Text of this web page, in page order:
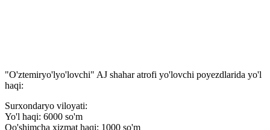
"O'ztemiryo'lyo'lovchi" AJ shahar atrofi yo'lovchi poyezdlarida yo'l
haqi:
Surxondaryo viloyati:
Yo'l haqi: 6000 so'm
Qo'shimcha xizmat haqi: 1000 so'm